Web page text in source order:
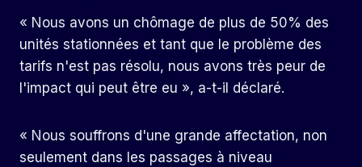
« Nous avons un chômage de plus de 50% des
unités stationnées et tant que le problème des
tarifs n'est pas résolu, nous avons très peur de
l'impact qui peut être eu », a-t-il déclaré.
« Nous souffrons d'une grande affectation, non
seulement dans les passages à niveau